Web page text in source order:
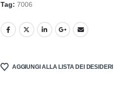
Tag:7006
AGGIUNGI ALLA LISTA DEI DESIDERI